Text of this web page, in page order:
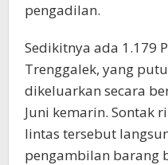
pengadilan.
Sedikitnya ada 1.179
Trenggalek, yang
dikeluarkan secara
Juni kemarin. Sontak
lintas tersebut
pengambilan barang